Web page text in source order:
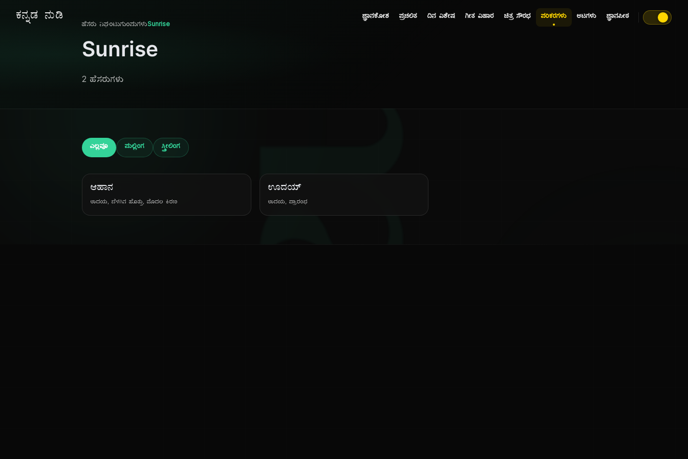
ಕನ್ನಡ ನುಡಿ ಜ್ಞಾನಕೋಶ ಪ್ರಚಲಿತ ದಿನ ವಿಶೇಷ ಗೀತ ವಿಹಾರ ಚಿತ್ರ ಸೌರಭ ಪರಿಕರಗಳು ಆಟಗಳು ಜ್ಞಾನಪೀಠ
ನ
ಹೆಸರು ನಿಘಂಟುಗುಂಪುಗಳುSunrise
Sunrise
2 ಹೆಸರುಗಳು
ಎಲ್ಲವೂ ಪುಲ್ಲಿಂಗ ಸ್ತ್ರೀಲಿಂಗ
ಆಹಾನ
ಉದಯ, ಬೆಳಗಿನ ಹೊತ್ತು, ಮೊದಲ ಕಿರಣ
ಊದಯ್
ಉದಯ, ಪ್ರಾರಂಭ